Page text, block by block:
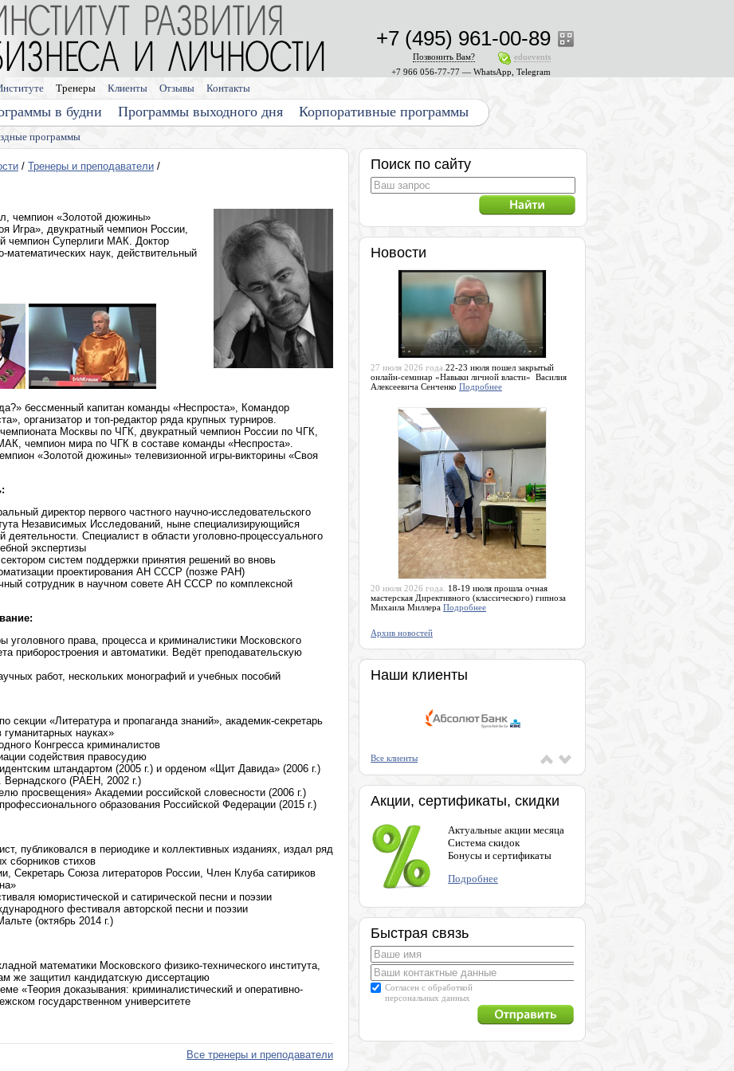
программы
в будни Программы выходного дня Корпоративные программы
Тренеры Клиенты Отзывы Контакты
+7 966 056-77-77 — WhatsApp, Telegram
eduevents
Позвонить Вам?
+7 (495) 961-00-89
/ Тренеры и преподаватели /
чемпион «Золотой дюжины»
Игра», двукратный чемпион России,
чемпион Суперлиги МАК. Доктор
математических наук, действительный
бессменный капитан команды «Неспроста», Командор
организатор и топ-редактор ряда крупных турниров.
Москвы по ЧГК, двукратный чемпион России по ЧГК,
чемпион мира по ЧГК в составе команды «Неспроста».
«Золотой дюжины» телевизионной игры-викторины «Своя
директор первого частного научно-исследовательского
Независимых Исследований, ныне специализирующийся
деятельности. Специалист в области уголовно-процессуального
экспертизы
систем поддержки принятия решений во вновь
проектирования АН СССР (позже РАН)
сотрудник в научном совете АН СССР по комплексной
права, процесса и криминалистики Московского
приборостроения и автоматики. Ведёт преподавательскую
работ, нескольких монографий и учебных пособий
секции «Литература и пропаганда знаний», академик-секретарь
науках»
Конгресса криминалистов
содействия правосудию
штандартом (2005 г.) и орденом «Щит Давида» (2006 г.)
(РАЕН, 2002 г.)
просвещения» Академии российской словесности (2006 г.)
образования Российской Федерации (2015 г.)
публиковался в периодике и коллективных изданиях, издал ряд
сборников стихов
Секретарь Союза литераторов России, Член Клуба сатириков
юмористической и сатирической песни и поэзии
фестиваля авторской песни и поэзии
(октябрь 2014 г.)
математики Московского физико-технического института,
же защитил кандидатскую диссертацию
«Теория доказывания: криминалистический и оперативно-
государственном университете
Все тренеры и преподаватели
Поиск по сайту
Новости
27 июля 2026 года. 22-23 июля пошел закрытый
онлайн-семинар «Навыки личной власти» Василия
Алексеевича Сенченко Подробнее
20 июля 2026 года.
18-19 июля прошла очная
мастерская Директивного (классического) гипноза
Михаила Миллера Подробнее
Архив новостей
Наши клиенты
Все клиенты
Акции, сертификаты, скидки
Актуальные акции месяца
Система скидок
Бонусы и сертификаты
Подробнее
Быстрая связь